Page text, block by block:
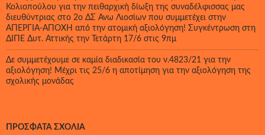
Κολιοπούλου για την πειθαρχική δίωξη της συναδέλφισσας μας
διευθύντριας στο 2ο ΔΣ Άνω Λιοσίων που συμμετέχει στην
ΑΠΕΡΓΙΑ-ΑΠΟΧΗ από την ατομική αξιολόγηση! Συγκέντρωση στη
ΔΙΠΕ Δυτ. Αττικής την Τετάρτη 17/6 στις 9πμ
Δε συμμετέχουμε σε καμία διαδικασία του ν.4823/21 για την
αξιολόγηση! Μέχρι τις 25/6 η αποτίμηση για την αξιολόγηση της
σχολικής μονάδας
ΠΡΌΣΦΑΤΑ ΣΧΌΛΙΑ